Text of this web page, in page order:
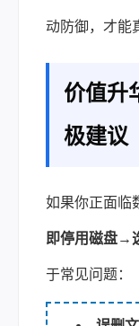
动防御，才能
价值升
极建议
如果你正面临
即停用磁盘→
于常见问题：